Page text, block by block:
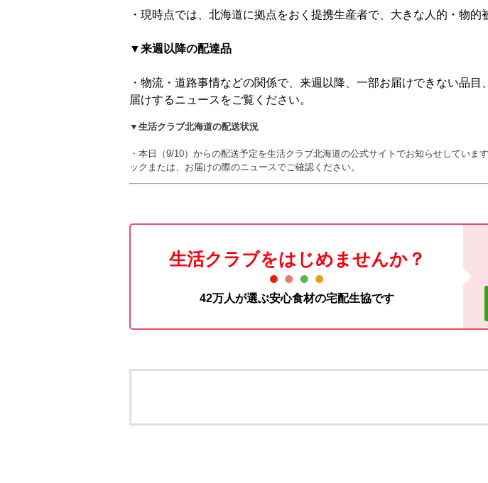
・現時点では、北海道に拠点をおく提携生産者で、大きな人的・物的
▼来週以降の配達品
・物流・道路事情などの関係で、来週以降、一部お届けできない品
届けするニュースをご覧ください。
▼生活クラブ北海道の配送状況
・本日（9/10）からの配送予定を生活クラブ北海道の公式サイトでお知らせしてい
ックまたは、お届けの際のニュースでご確認ください。
生活クラブをはじめませんか？
42万人が選ぶ安心食材の宅配生協です